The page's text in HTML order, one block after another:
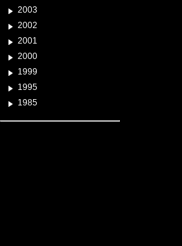
2003
2002
2001
2000
1999
1995
1985